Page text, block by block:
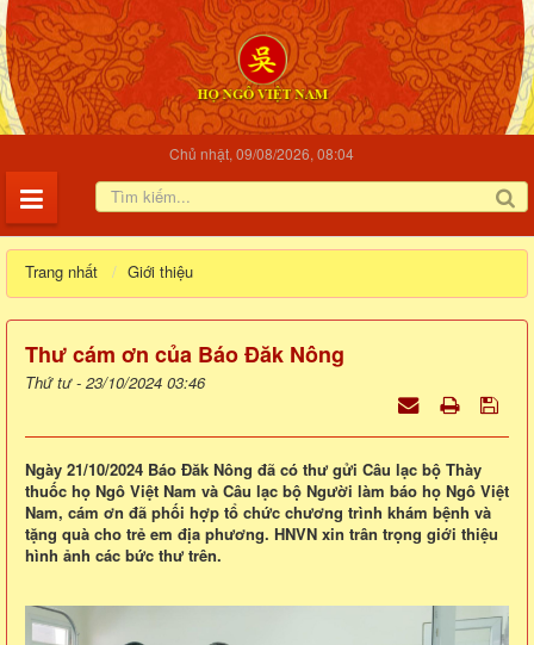
Chủ nhật, 09/08/2026, 08:04
Trang nhất Giới thiệu
Thư cám ơn của Báo Đăk Nông
Thứ tư - 23/10/2024 03:46
Ngày 21/10/2024 Báo Đăk Nông đã có thư gửi Câu lạc bộ Thày
thuốc họ Ngô Việt Nam và Câu lạc bộ Người làm báo họ Ngô Việt
Nam, cám ơn đã phối hợp tổ chức chương trình khám bệnh và
tặng quà cho trẻ em địa phương. HNVN xin trân trọng giới thiệu
hình ảnh các bức thư trên.